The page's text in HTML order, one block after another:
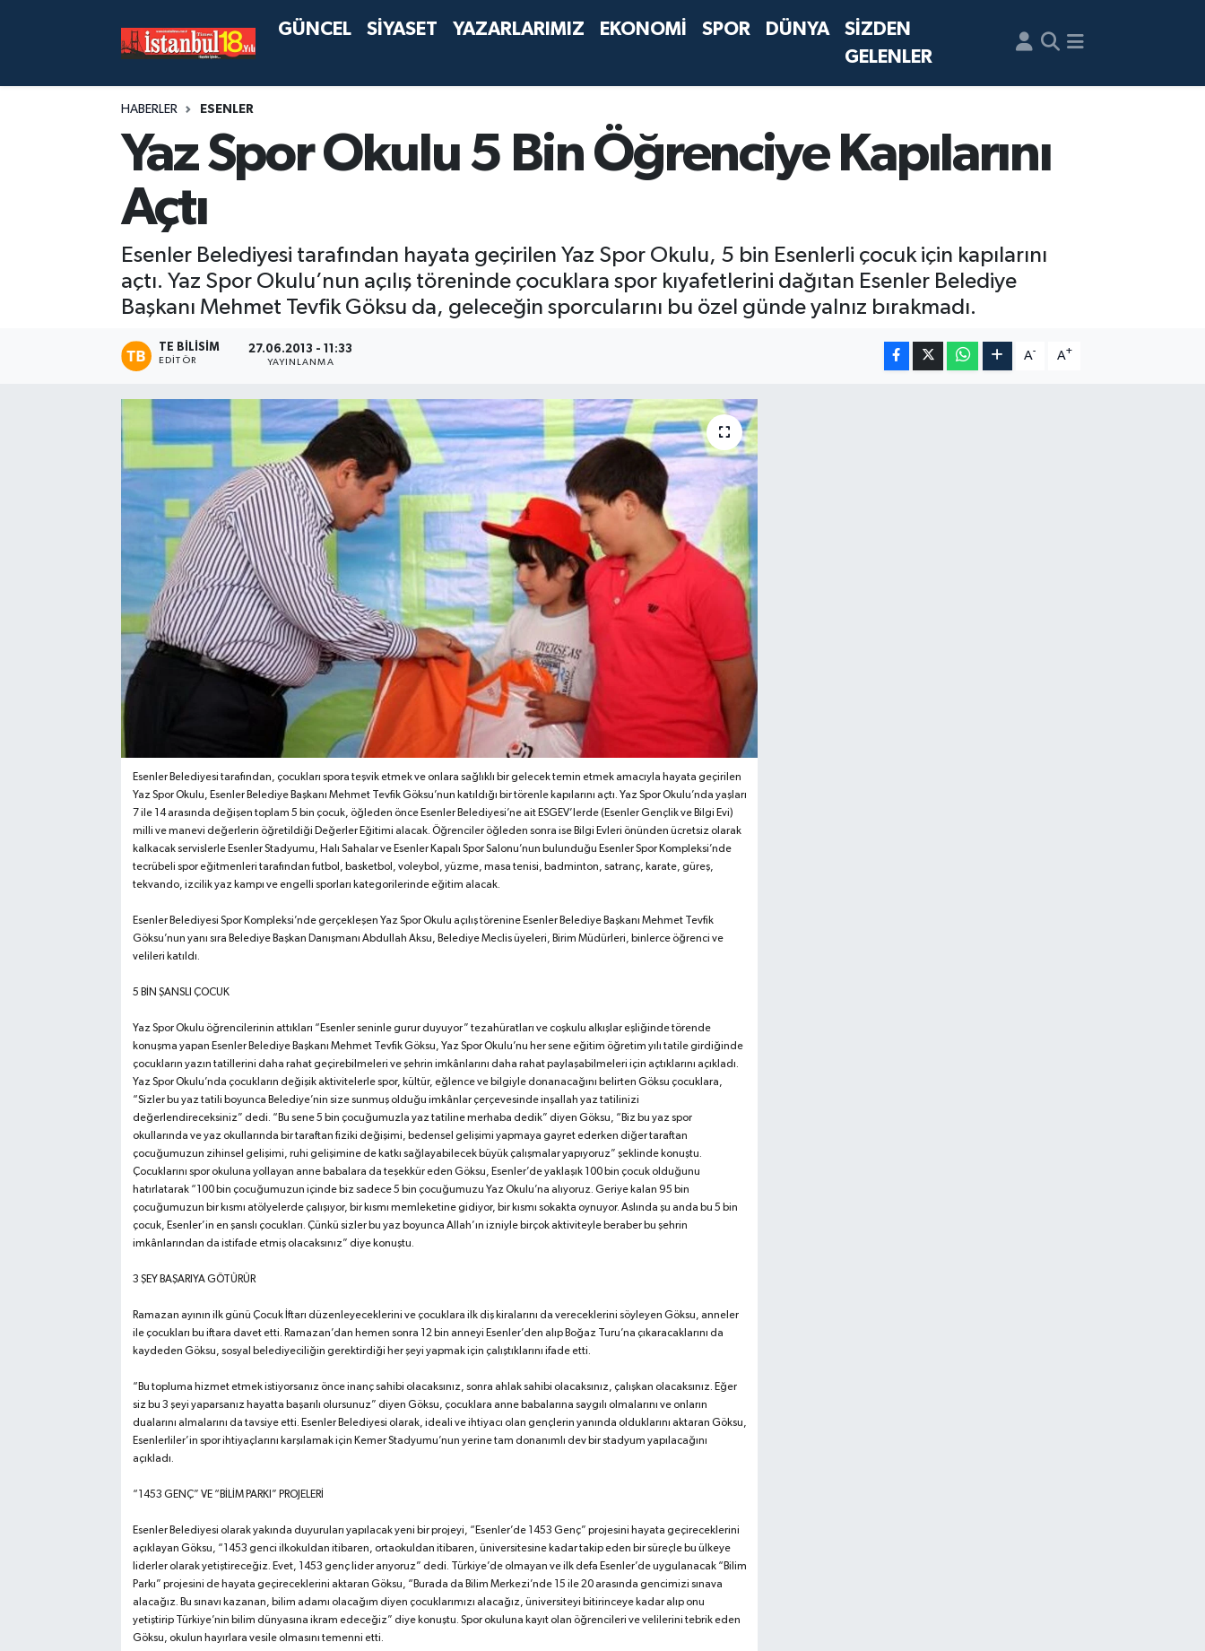
GÜNCEL SİYASET YAZARLARIMIZ EKONOMİ SPOR DÜNYA
SİZDEN
GELENLER
HABERLER ESENLER
Yaz Spor Okulu 5 Bin Öğrenciye Kapılarını
Açtı
Esenler Belediyesi tarafından hayata geçirilen Yaz Spor Okulu, 5 bin Esenlerli çocuk için kapılarını
açtı. Yaz Spor Okulu’nun açılış töreninde çocuklara spor kıyafetlerini dağıtan Esenler Belediye
Başkanı Mehmet Tevfik Göksu da, geleceğin sporcularını bu özel günde yalnız bırakmadı.
TE BILISIM
EDITÖR
27.06.2013 - 11:33
YAYINLANMA
A- A+
Esenler Belediyesi tarafından, çocukları spora teşvik etmek ve onlara sağlıklı bir gelecek temin etmek amacıyla hayata geçirilen
Yaz Spor Okulu, Esenler Belediye Başkanı Mehmet Tevfik Göksu’nun katıldığı bir törenle kapılarını açtı. Yaz Spor Okulu’nda yaşları
7 ile 14 arasında değişen toplam 5 bin çocuk, öğleden önce Esenler Belediyesi’ne ait ESGEV’lerde (Esenler Gençlik ve Bilgi Evi)
milli ve manevi değerlerin öğretildiği Değerler Eğitimi alacak. Öğrenciler öğleden sonra ise Bilgi Evleri önünden ücretsiz olarak
kalkacak servislerle Esenler Stadyumu, Halı Sahalar ve Esenler Kapalı Spor Salonu’nun bulunduğu Esenler Spor Kompleksi’nde
tecrübeli spor eğitmenleri tarafından futbol, basketbol, voleybol, yüzme, masa tenisi, badminton, satranç, karate, güreş,
tekvando, izcilik yaz kampı ve engelli sporları kategorilerinde eğitim alacak.
Esenler Belediyesi Spor Kompleksi’nde gerçekleşen Yaz Spor Okulu açılış törenine Esenler Belediye Başkanı Mehmet Tevfik
Göksu’nun yanı sıra Belediye Başkan Danışmanı Abdullah Aksu, Belediye Meclis üyeleri, Birim Müdürleri, binlerce öğrenci ve
velileri katıldı.
5 BİN ŞANSLI ÇOCUK
Yaz Spor Okulu öğrencilerinin attıkları “Esenler seninle gurur duyuyor” tezahüratları ve coşkulu alkışlar eşliğinde törende
konuşma yapan Esenler Belediye Başkanı Mehmet Tevfik Göksu, Yaz Spor Okulu’nu her sene eğitim öğretim yılı tatile girdiğinde
çocukların yazın tatillerini daha rahat geçirebilmeleri ve şehrin imkânlarını daha rahat paylaşabilmeleri için açtıklarını açıkladı.
Yaz Spor Okulu’nda çocukların değişik aktivitelerle spor, kültür, eğlence ve bilgiyle donanacağını belirten Göksu çocuklara,
“Sizler bu yaz tatili boyunca Belediye’nin size sunmuş olduğu imkânlar çerçevesinde inşallah yaz tatilinizi
değerlendireceksiniz” dedi. “Bu sene 5 bin çocuğumuzla yaz tatiline merhaba dedik” diyen Göksu, “Biz bu yaz spor
okullarında ve yaz okullarında bir taraftan fiziki değişimi, bedensel gelişimi yapmaya gayret ederken diğer taraftan
çocuğumuzun zihinsel gelişimi, ruhi gelişimine de katkı sağlayabilecek büyük çalışmalar yapıyoruz” şeklinde konuştu.
Çocuklarını spor okuluna yollayan anne babalara da teşekkür eden Göksu, Esenler’de yaklaşık 100 bin çocuk olduğunu
hatırlatarak “100 bin çocuğumuzun içinde biz sadece 5 bin çocuğumuzu Yaz Okulu’na alıyoruz. Geriye kalan 95 bin
çocuğumuzun bir kısmı atölyelerde çalışıyor, bir kısmı memleketine gidiyor, bir kısmı sokakta oynuyor. Aslında şu anda bu 5 bin
çocuk, Esenler’in en şanslı çocukları. Çünkü sizler bu yaz boyunca Allah’ın izniyle birçok aktiviteyle beraber bu şehrin
imkânlarından da istifade etmiş olacaksınız” diye konuştu.
3 ŞEY BAŞARIYA GÖTÜRÜR
Ramazan ayının ilk günü Çocuk İftarı düzenleyeceklerini ve çocuklara ilk diş kiralarını da vereceklerini söyleyen Göksu, anneler
ile çocukları bu iftara davet etti. Ramazan’dan hemen sonra 12 bin anneyi Esenler’den alıp Boğaz Turu’na çıkaracaklarını da
kaydeden Göksu, sosyal belediyeciliğin gerektirdiği her şeyi yapmak için çalıştıklarını ifade etti.
“Bu topluma hizmet etmek istiyorsanız önce inanç sahibi olacaksınız, sonra ahlak sahibi olacaksınız, çalışkan olacaksınız. Eğer
siz bu 3 şeyi yaparsanız hayatta başarılı olursunuz” diyen Göksu, çocuklara anne babalarına saygılı olmalarını ve onların
dualarını almalarını da tavsiye etti. Esenler Belediyesi olarak, ideali ve ihtiyacı olan gençlerin yanında olduklarını aktaran Göksu,
Esenlerliler’in spor ihtiyaçlarını karşılamak için Kemer Stadyumu’nun yerine tam donanımlı dev bir stadyum yapılacağını
açıkladı.
“1453 GENÇ” VE “BİLİM PARKI” PROJELERİ
Esenler Belediyesi olarak yakında duyuruları yapılacak yeni bir projeyi, “Esenler’de 1453 Genç” projesini hayata geçireceklerini
açıklayan Göksu, “1453 genci ilkokuldan itibaren, ortaokuldan itibaren, üniversitesine kadar takip eden bir süreçle bu ülkeye
liderler olarak yetiştireceğiz. Evet, 1453 genç lider arıyoruz” dedi. Türkiye’de olmayan ve ilk defa Esenler’de uygulanacak “Bilim
Parkı” projesini de hayata geçireceklerini aktaran Göksu, “Burada da Bilim Merkezi’nde 15 ile 20 arasında gencimizi sınava
alacağız. Bu sınavı kazanan, bilim adamı olacağım diyen çocuklarımızı alacağız, üniversiteyi bitirinceye kadar alıp onu
yetiştirip Türkiye’nin bilim dünyasına ikram edeceğiz” diye konuştu. Spor okuluna kayıt olan öğrencileri ve velilerini tebrik eden
Göksu, okulun hayırlara vesile olmasını temenni etti.